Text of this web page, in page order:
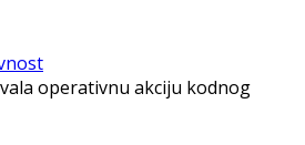
operativnu akciju kodnog